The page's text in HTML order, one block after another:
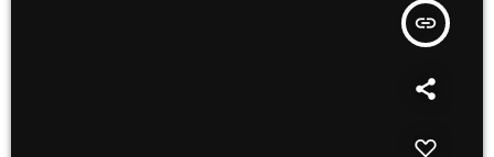
insert_link